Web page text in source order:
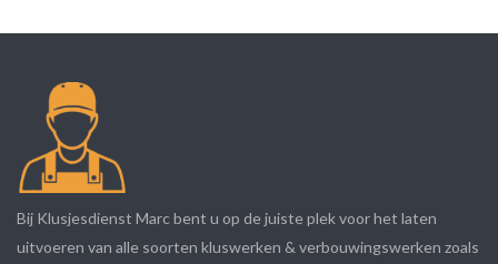
Bij Klusjesdienst Marc bent u op de juiste plek voor het laten
uitvoeren van alle soorten kluswerken & verbouwingswerken zoals